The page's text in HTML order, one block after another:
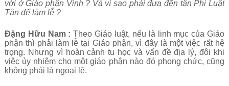
với ở Giáo phận Vinh ? Và vì sao phải đưa đến tận Phi Luật
Tân để làm lễ ?
Đặng Hữu Nam : Theo Giáo luật, nếu là linh mục của Giáo
phận thì phải làm lễ tại Giáo phận, vì đây là một việc rất hệ
trọng. Nhưng vì hoàn cảnh tu học và vấn đề địa lý, đôi khi
việc ủy nhiệm cho một giáo phận nào đó phong chức, cũng
không phải là ngoại lệ.